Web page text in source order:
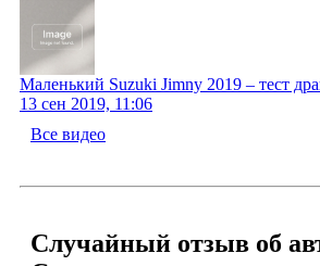
Маленький Suzuki Jimny 2019 – тест
13 сен 2019, 11:06
Все видео
Случайный отзыв об